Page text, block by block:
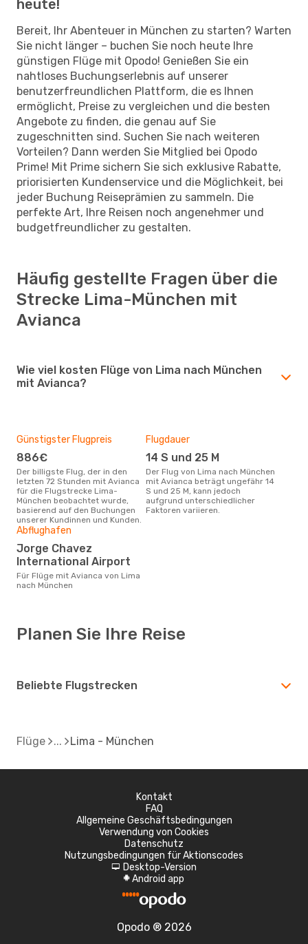
heute!
Bereit, Ihr Abenteuer in München zu starten? Warten
Sie nicht länger – buchen Sie noch heute Ihre
günstigen Flüge mit Opodo! Genießen Sie ein
nahtloses Buchungserlebnis auf unserer
benutzerfreundlichen Plattform, die es Ihnen
ermöglicht, Preise zu vergleichen und die besten
Angebote zu finden, die genau auf Sie
zugeschnitten sind. Suchen Sie nach weiteren
Vorteilen? Dann werden Sie Mitglied bei Opodo
Prime! Mit Prime sichern Sie sich exklusive Rabatte,
priorisierten Kundenservice und die Möglichkeit, bei
jeder Buchung Reiseprämien zu sammeln. Die
perfekte Art, Ihre Reisen noch angenehmer und
budgetfreundlicher zu gestalten.
Häufig gestellte Fragen über die
Strecke Lima-München mit
Avianca
Wie viel kosten Flüge von Lima nach München
mit Avianca?
Günstigster Flugpreis
886€
Der billigste Flug, der in den
letzten 72 Stunden mit Avianca
für die Flugstrecke Lima-
München beobachtet wurde,
basierend auf den Buchungen
unserer Kundinnen und Kunden.
Flugdauer
14 S und 25 M
Der Flug von Lima nach München
mit Avianca beträgt ungefähr 14
S und 25 M, kann jedoch
aufgrund unterschiedlicher
Faktoren variieren.
Abflughafen
Jorge Chavez
International Airport
Für Flüge mit Avianca von Lima
nach München
Planen Sie Ihre Reise
Beliebte Flugstrecken
Flüge Lima - München
Kontakt
FAQ
Allgemeine Geschäftsbedingungen
Verwendung von Cookies
Datenschutz
Nutzungsbedingungen für Aktionscodes
d Desktop-Version
A Android app
Opodo ® 2026